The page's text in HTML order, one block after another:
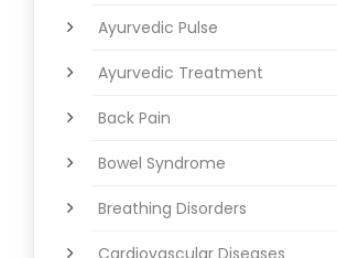
Ayurvedic Pulse
Ayurvedic Treatment
Back Pain
Bowel Syndrome
Breathing Disorders
Cardiovascular Diseases